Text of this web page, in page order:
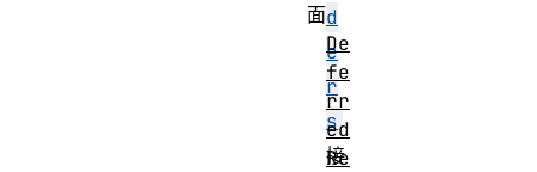
d
e
r
s
接
面
De
fe
rr
ed
Re